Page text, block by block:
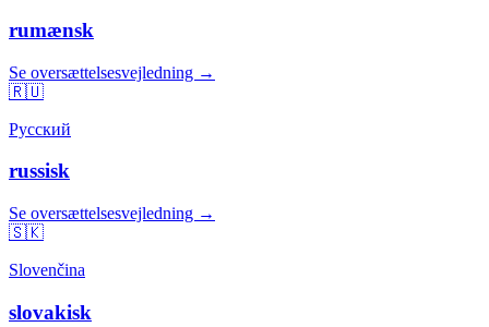
rumænsk
Se oversættelsesvejledning →
🇷🇺
Русский
russisk
Se oversættelsesvejledning →
🇸🇰
Slovenčina
slovakisk